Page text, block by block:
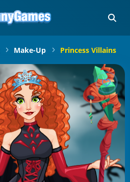
Make-Up Princess Villains